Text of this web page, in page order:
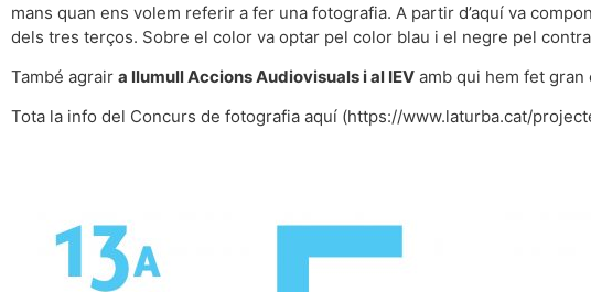
mans quan ens volem referir a fer una fotografia. A partir d’aquí va
dels tres terços. Sobre el color va optar pel color blau i el negre pel
També agrair a llumull Accions Audiovisuals i al IEV amb qui hem fet gran
Tota la info del Concurs de fotografia aquí (https://www.laturba.cat/